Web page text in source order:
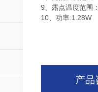
9、露点温度范
10、功率:1.28W
产品